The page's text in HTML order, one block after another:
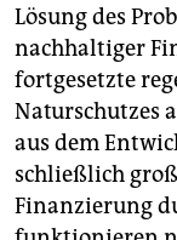
Lösung des
nachhaltiger
fortgesetzte
Naturschutzes
aus dem
schließlich
Finanzierung